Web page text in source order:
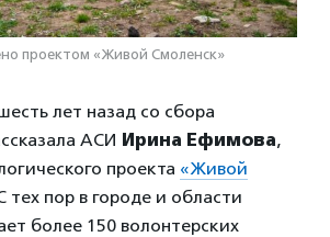
проектом «Живой Смоленск»
лет назад со сбора
АСИ Ирина Ефимова,
проекта «Живой
тех пор в городе и области
более 150 волонтерских